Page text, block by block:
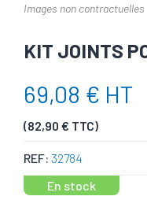
Images non contractuelles
KIT JOINTS
69,08 € HT
(82,90 € TTC)
REF: 32784
En stock